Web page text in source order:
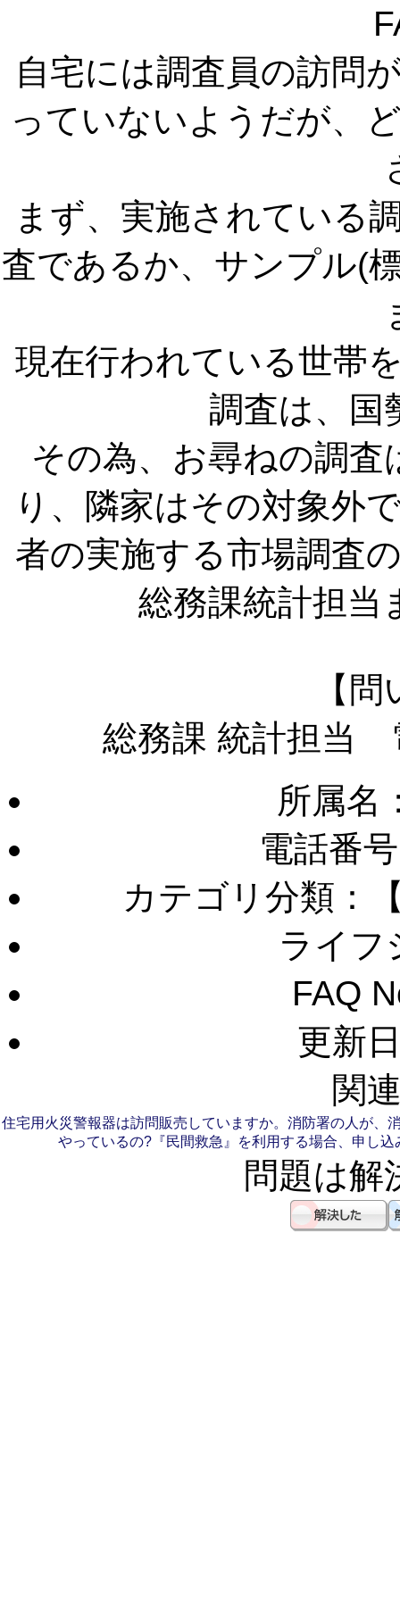
自宅には調査員の訪問
っていないようだが、
まず、実施されている
査であるか、サンプル(
現在行われている世帯
調査は、国
その為、お尋ねの調
り、隣家はその対象外
者の実施する市場調査
総務課統計担当
【
総務課 統計担当
所属名
電話番
カテゴリ分類：
ライフ
FAQ
更新
関
住宅用火災警報器は訪問販売していますか。 消防署の人が、
やっているの? 『民間救急』を利用する場合、申し
問題は解